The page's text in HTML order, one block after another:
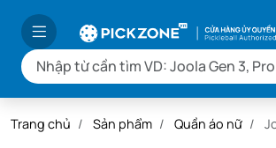
Trang chủ Sản phẩm Quần áo nữ